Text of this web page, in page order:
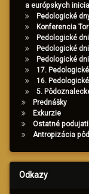
a európskych
Pedologické
Konferencia
Pedologické
Pedologické
Pedologické
17.
16.
5.
Prednášky
Exkurzie
Ostatné
Antropizácia pôd
Odkazy